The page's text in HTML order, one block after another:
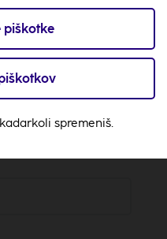
boš prejel/-a svoj
piškotke
spremeniš.